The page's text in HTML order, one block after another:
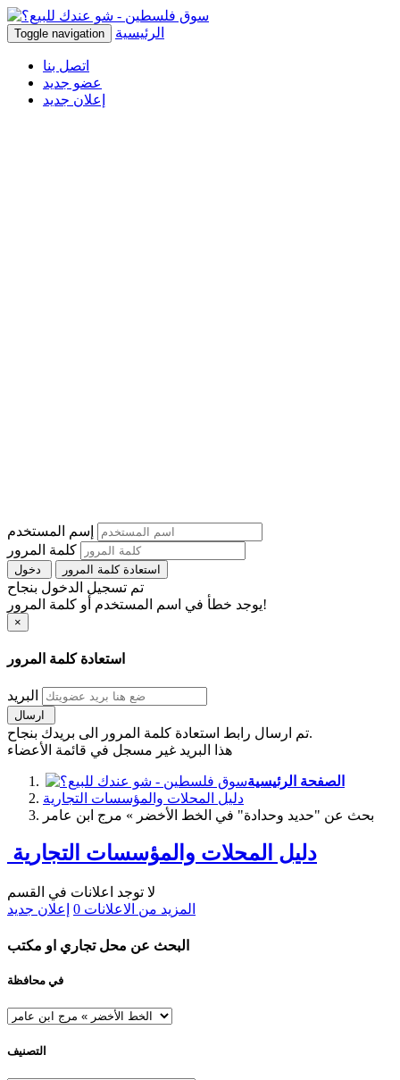
Toggle navigation الرئيسية
اتصل بنا
عضو جديد
إعلان جديد
إسم المستخدم
كلمة المرور
استعادة كلمة المرور
تم تسجيل الدخول بنجاح
يوجد خطأ في اسم المستخدم أو كلمة المرور!
×
استعادة كلمة المرور
البريد
تم ارسال رابط استعادة كلمة المرور الى بريدك بنجاح.
هذا البريد غير مسجل في قائمة الأعضاء
الصفحة الرئيسية
دليل المحلات والمؤسسات التجارية
بحث عن "حديد وحدادة" في الخط الأخضر » مرج ابن عامر
دليل المحلات والمؤسسات التجارية
لا توجد اعلانات في القسم
المزيد من الاعلانات 0 إعلان جديد
البحث عن محل تجاري او مكتب
في محافظة
التصنيف